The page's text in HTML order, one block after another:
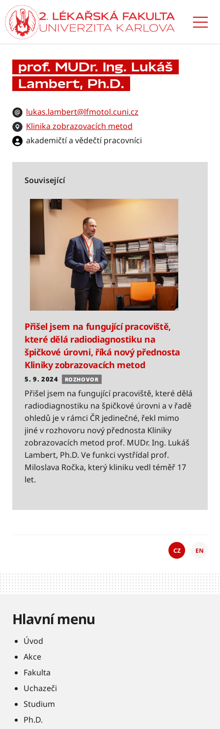
Přejít
k hlavnímu
obsahu
prof. MUDr. Ing. Lukáš
Lambert, Ph.D.
lukas.lambert@lfmotol.cuni.cz
Klinika zobrazovacích metod
akademičtí a vědečtí pracovníci
Související
Přišel jsem na fungující pracoviště,
které dělá radiodiagnostiku na
špičkové úrovni, říká nový přednosta
Kliniky zobrazovacích metod
5. 9. 2024 ROZHOVOR
Přišel jsem na fungující pracoviště, které dělá
radiodiagnostiku na špičkové úrovni a v řadě
ohledů je v rámci ČR jedinečné, řekl mimo
jiné v rozhovoru nový přednosta Kliniky
zobrazovacích metod prof. MUDr. Ing. Lukáš
Lambert, Ph.D. Ve funkci vystřídal prof.
Miloslava Ročka, který kliniku vedl téměř 17
let.
CZ EN
Hlavní menu
Úvod
Akce
Fakulta
Uchazeči
Studium
Ph.D.